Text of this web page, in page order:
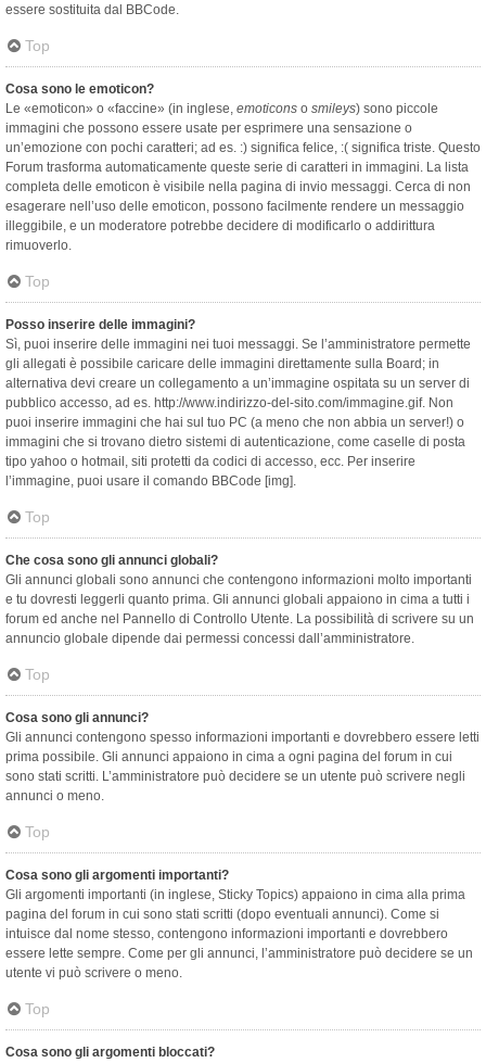
essere sostituita dal BBCode.
Top
Cosa sono le emoticon?
Le «emoticon» o «faccine» (in inglese, emoticons o smileys) sono piccole
immagini che possono essere usate per esprimere una sensazione o
un’emozione con pochi caratteri; ad es. :) significa felice, :( significa triste. Questo
Forum trasforma automaticamente queste serie di caratteri in immagini. La lista
completa delle emoticon è visibile nella pagina di invio messaggi. Cerca di non
esagerare nell’uso delle emoticon, possono facilmente rendere un messaggio
illeggibile, e un moderatore potrebbe decidere di modificarlo o addirittura
rimuoverlo.
Top
Posso inserire delle immagini?
Sì, puoi inserire delle immagini nei tuoi messaggi. Se l’amministratore permette
gli allegati è possibile caricare delle immagini direttamente sulla Board; in
alternativa devi creare un collegamento a un’immagine ospitata su un server di
pubblico accesso, ad es. http://www.indirizzo-del-sito.com/immagine.gif. Non
puoi inserire immagini che hai sul tuo PC (a meno che non abbia un server!) o
immagini che si trovano dietro sistemi di autenticazione, come caselle di posta
tipo yahoo o hotmail, siti protetti da codici di accesso, ecc. Per inserire
l’immagine, puoi usare il comando BBCode [img].
Top
Che cosa sono gli annunci globali?
Gli annunci globali sono annunci che contengono informazioni molto importanti
e tu dovresti leggerli quanto prima. Gli annunci globali appaiono in cima a tutti i
forum ed anche nel Pannello di Controllo Utente. La possibilità di scrivere su un
annuncio globale dipende dai permessi concessi dall’amministratore.
Top
Cosa sono gli annunci?
Gli annunci contengono spesso informazioni importanti e dovrebbero essere letti
prima possibile. Gli annunci appaiono in cima a ogni pagina del forum in cui
sono stati scritti. L’amministratore può decidere se un utente può scrivere negli
annunci o meno.
Top
Cosa sono gli argomenti importanti?
Gli argomenti importanti (in inglese, Sticky Topics) appaiono in cima alla prima
pagina del forum in cui sono stati scritti (dopo eventuali annunci). Come si
intuisce dal nome stesso, contengono informazioni importanti e dovrebbero
essere lette sempre. Come per gli annunci, l’amministratore può decidere se un
utente vi può scrivere o meno.
Top
Cosa sono gli argomenti bloccati?